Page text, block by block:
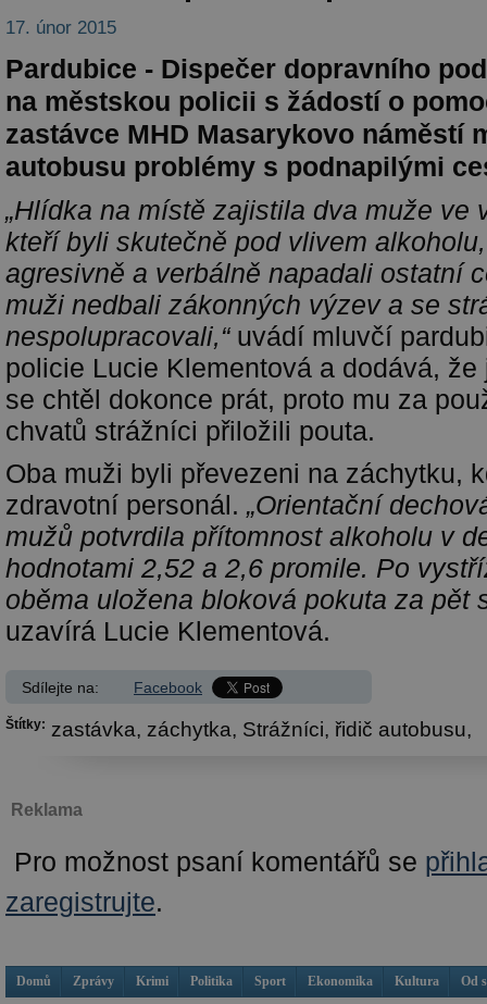
17. únor 2015
Pardubice - Dispečer dopravního
na městskou policii s žádostí o
zastávce MHD Masarykovo náměstí
autobusu problémy s podnapilými
„Hlídka na místě zajistila dva muže ve
kteří byli skutečně pod vlivem
agresivně a verbálně napadali ostatní
muži nedbali zákonných výzev a se
nespolupracovali,“uvádí mluvčí
policie Lucie Klementová a dodává,
se chtěl dokonce prát, proto mu za
chvatů strážníci přiložili pouta.
Oba muži byli převezeni na záchytku,
zdravotní personál. „Orientační
mužů potvrdila přítomnost alkoholu v
hodnotami 2,52 a 2,6 promile. Po
oběma uložena bloková pokuta za pět
uzavírá Lucie Klementová.
Sdílejte na: Facebook
Štítky: zastávka, záchytka, Strážníci, řidič autobusu,
Reklama
Pro možnost psaní komentářů se
zaregistrujte.
Domů Zprávy Krimi Politika Sport Ekonomika Kultura Od